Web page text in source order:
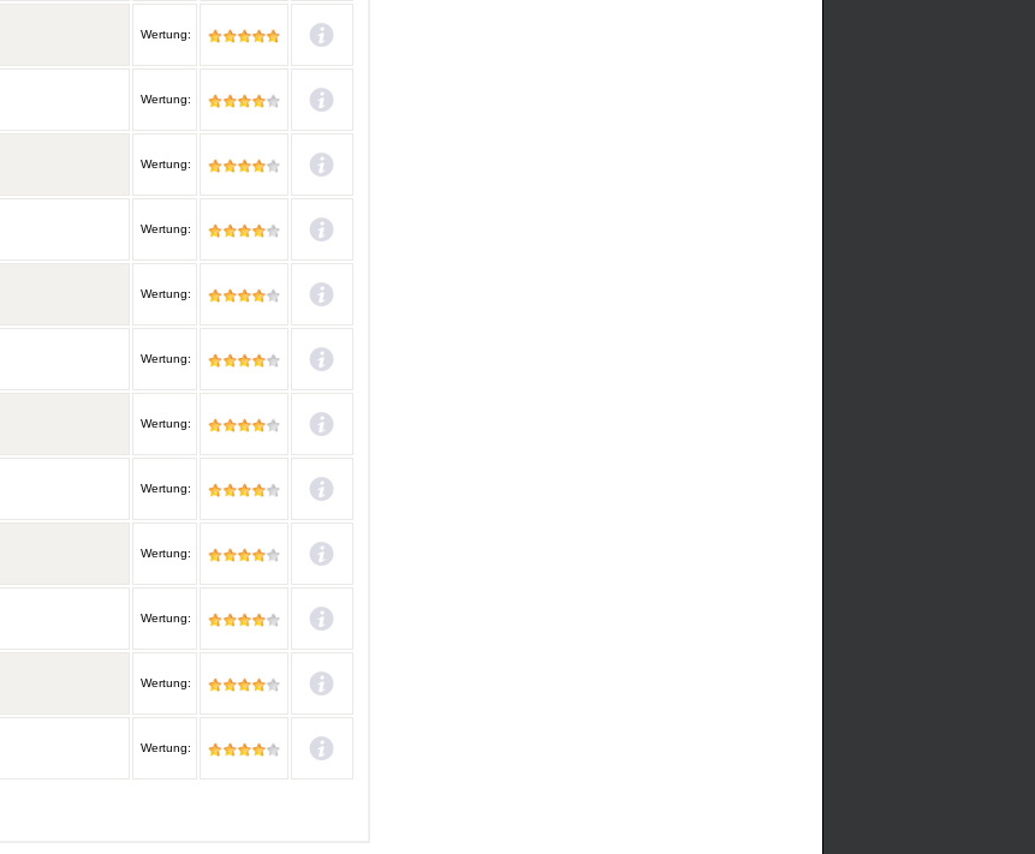
Wertung:
Wertung:
Wertung:
Wertung:
Wertung:
Wertung:
Wertung:
Wertung:
Wertung:
Wertung:
Wertung:
Wertung: